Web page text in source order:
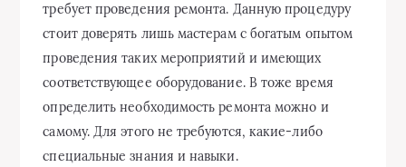
требует проведения ремонта. Данную процедуру
стоит доверять лишь мастерам с богатым опытом
проведения таких мероприятий и имеющих
соответствующее оборудование. В тоже время
определить необходимость ремонта можно и
самому. Для этого не требуются, какие-либо
специальные знания и навыки.